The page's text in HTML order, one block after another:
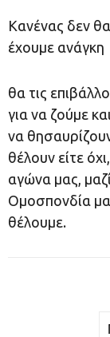
Κανένας δεν
έχουμε ανάγκη
θα τις
για να ζούμε
να
θέλουν είτε
αγώνα μας,
Ομοσπονδία
θέλουμε.